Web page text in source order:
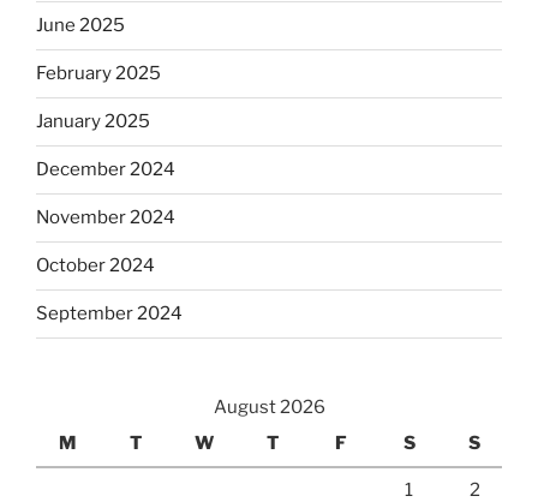
June 2025
February 2025
January 2025
December 2024
November 2024
October 2024
September 2024
August 2026
M
T W T F S S
1 2